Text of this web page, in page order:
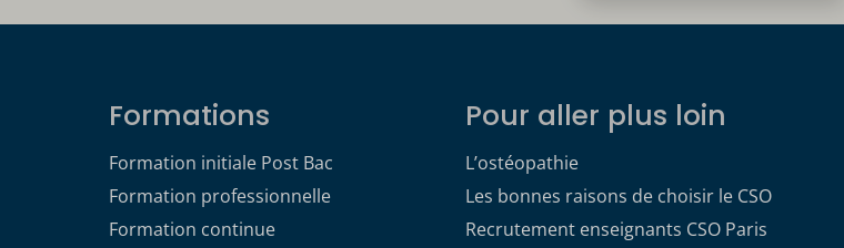
Formations
Formation initiale Post Bac
Formation professionnelle
Formation continue
Pour aller plus loin
L’ostéopathie
Les bonnes raisons de choisir le CSO
Recrutement enseignants CSO Paris